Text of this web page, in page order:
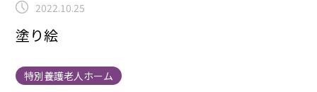
2022.10.25
塗り絵
特別養護老人ホーム